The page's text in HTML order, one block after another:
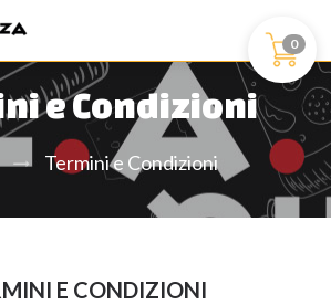
e Condizioni
Termini e Condizioni
E CONDIZIONI
0